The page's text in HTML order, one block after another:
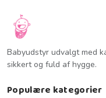
Babyudstyr udvalgt med
sikkert og fuld af hygge.
Populære kategorier